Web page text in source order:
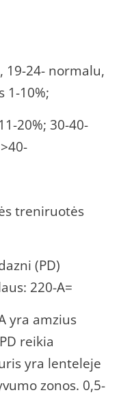
19-24- normalu,
1-10%;
20%; 30-40-
treniruotės
(PD)
220-A=
yra amzius
reikia
yra lenteleje
zonos. 0,5-